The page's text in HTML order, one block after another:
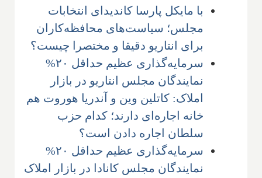
با مایکل پارسا کاندیدای انتخابات
مجلس؛ سیاست‌های محافظه‌کاران
برای انتاریو دقیقا و مختصرا چیست؟
سرمایه‌گذاری عظیم حداقل ۲۰%
نمایندگان مجلس انتاریو در بازار
املاک: کاتلین وین و آندریا هوروت هم
خانه اجاره‌ای دارند؛ کدام حزب
سلطان اجاره دادن است؟
سرمایه‌گذاری عظیم حداقل ۲۰%
نمایندگان مجلس کانادا در بازار املاک